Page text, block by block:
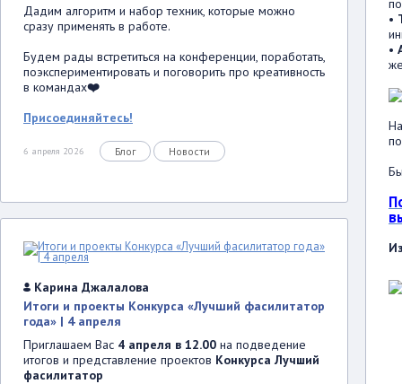
Дадим алгоритм и набор техник, которые можно
сразу применять в работе.
Будем рады встретиться на конференции, поработать,
поэкспериментировать и поговорить про креативность
в командах❤️
Присоединяйтесь!
6 апреля 2026 Блог Новости
Карина Джалалова
Итоги и проекты Конкурса «Лучший фасилитатор
года» | 4 апреля
Приглашаем Вас 4 апреля в 12.00 на подведение
итогов и представление проектов Конкурса Лучший
фасилитатор
•
•